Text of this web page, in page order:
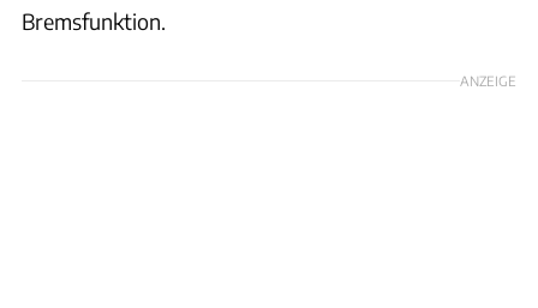
Bremsfunktion.
ANZEIGE